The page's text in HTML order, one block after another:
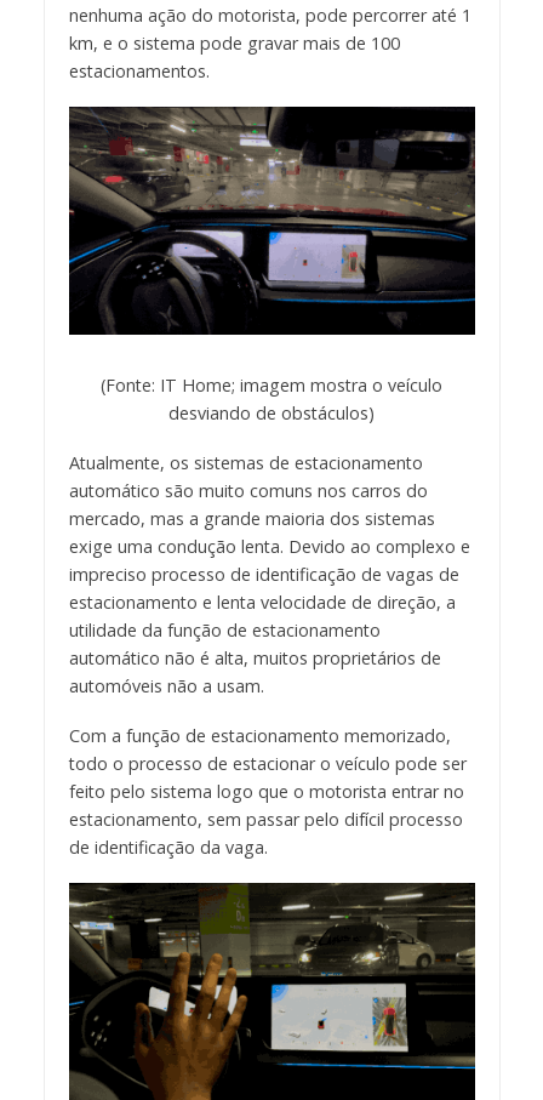
nenhuma ação do motorista, pode percorrer até 1
km, e o sistema pode gravar mais de 100
estacionamentos.
(Fonte: IT Home; imagem mostra o veículo
desviando de obstáculos)
Atualmente, os sistemas de estacionamento
automático são muito comuns nos carros do
mercado, mas a grande maioria dos sistemas
exige uma condução lenta. Devido ao complexo e
impreciso processo de identificação de vagas de
estacionamento e lenta velocidade de direção, a
utilidade da função de estacionamento
automático não é alta, muitos proprietários de
automóveis não a usam.
Com a função de estacionamento memorizado,
todo o processo de estacionar o veículo pode ser
feito pelo sistema logo que o motorista entrar no
estacionamento, sem passar pelo difícil processo
de identificação da vaga.